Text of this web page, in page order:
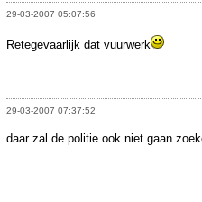
29-03-2007 05:07:56
Retegevaarlijk dat vuurwerk
29-03-2007 07:37:52
daar zal de politie ook niet gaan